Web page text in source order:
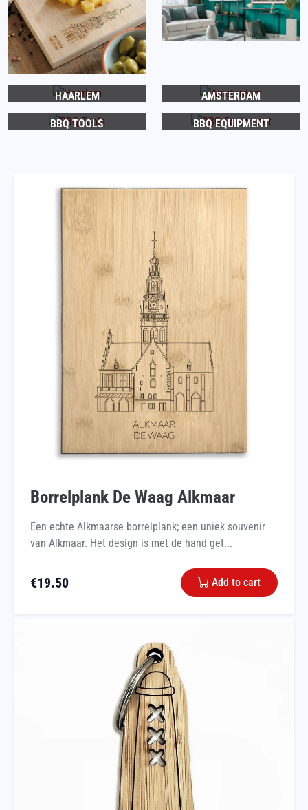
HAARLEM AMSTERDAM
BBQ TOOLS BBQ EQUIPMENT
Borrelplank De Waag Alkmaar
Een echte Alkmaarse borrelplank; een uniek souvenir
van Alkmaar. Het design is met de hand get...
€19.50 Add to cart